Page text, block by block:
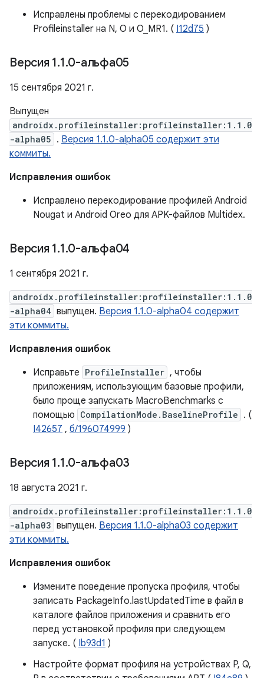
Исправлены проблемы с перекодированием
Profileinstaller на N, O и O_MR1. ( I12d75 )
Версия 1.1.0-альфа05
15 сентября 2021 г.
Выпущен
androidx.profileinstaller:profileinstaller:1.1.0
-alpha05 . Версия 1.1.0-alpha05 содержит эти
коммиты.
Исправления ошибок
Исправлено перекодирование профилей Android
Nougat и Android Oreo для APK-файлов Multidex.
Версия 1.1.0-альфа04
1 сентября 2021 г.
androidx.profileinstaller:profileinstaller:1.1.0
-alpha04 выпущен. Версия 1.1.0-alpha04 содержит
эти коммиты.
Исправления ошибок
Исправьте ProfileInstaller , чтобы
приложениям, использующим базовые профили,
было проще запускать MacroBenchmarks с
помощью CompilationMode.BaselineProfile . (
I42657 , б/196074999 )
Версия 1.1.0-альфа03
18 августа 2021 г.
androidx.profileinstaller:profileinstaller:1.1.0
-alpha03 выпущен. Версия 1.1.0-alpha03 содержит
эти коммиты.
Исправления ошибок
Измените поведение пропуска профиля, чтобы
записать PackageInfo.lastUpdatedTime в файл в
каталоге файлов приложения и сравнить его
перед установкой профиля при следующем
запуске. ( Ib93d1 )
Настройте формат профиля на устройствах P, Q,